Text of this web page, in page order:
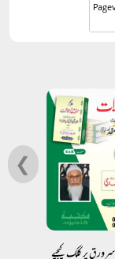
❮
پر کلک کیجیے